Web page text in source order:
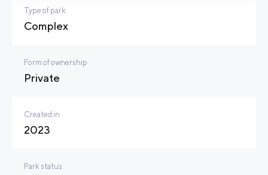
Type of park
Complex
Form of ownership
Private
Created in
2023
Park status